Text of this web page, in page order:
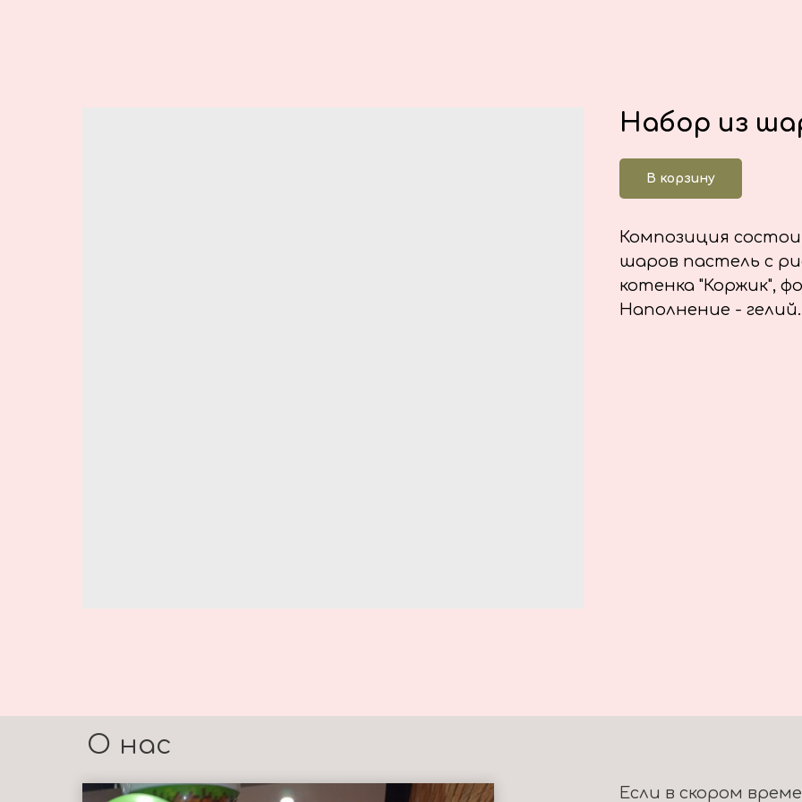
Набор из
В корзину
Композиция
шаров пастель с
котенка "Коржик",
Наполнение - гелий.
О нас
Если в скором